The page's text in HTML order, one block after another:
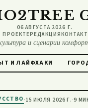
06 АВГУСТА 2026 Г.
ПРОЕКТЕРЕДАКЦИЯ
и сценарии
И ЛАЙФХАКИ
·15 ИЮЛЯ 2026 Г.·9